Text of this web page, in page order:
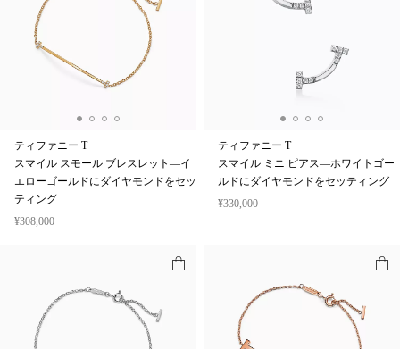
ティファニー T
スマイル スモール ブレスレット—イ
エローゴールドにダイヤモンドをセッ
ティング
¥308,000
ティファニー T
スマイル ミニ ピアス—ホワイトゴー
ルドにダイヤモンドをセッティング
¥330,000